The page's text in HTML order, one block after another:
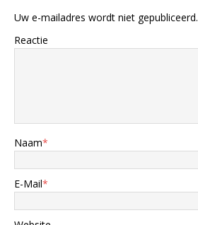
Uw e-mailadres wordt niet gepubliceerd.
Reactie
Naam*
E-Mail*